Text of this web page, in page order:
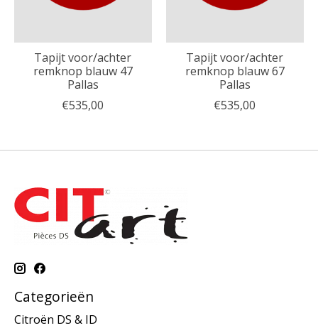
Tapijt voor/achter
remknop blauw 47
Pallas
€535,00
Tapijt voor/achter
remknop blauw 67
Pallas
€535,00
Categorieën
Citroën DS & ID